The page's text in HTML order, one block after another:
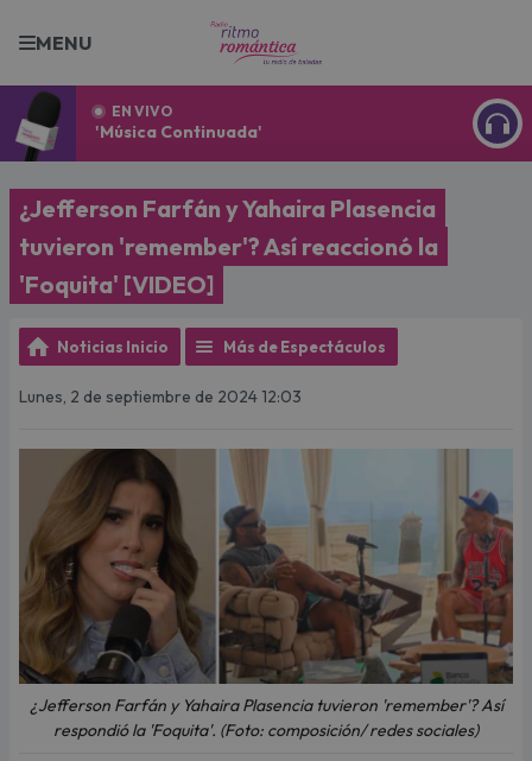
MENU
EN VIVO
'Música Continuada'
¿Jefferson Farfán y Yahaira Plasencia
tuvieron 'remember'? Así reaccionó la
'Foquita' [VIDEO]
Noticias Inicio Más de Espectáculos
Lunes, 2 de septiembre de 2024 12:03
¿Jefferson Farfán y Yahaira Plasencia tuvieron 'remember'? Así
respondió la 'Foquita'. (Foto: composición/ redes sociales)